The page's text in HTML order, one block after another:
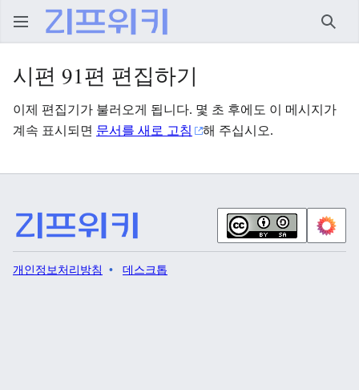
검색
시편 91편 편집하기
이제 편집기가 불러오게 됩니다. 몇 초 후에도 이 메시지가
계속 표시되면 문서를 새로 고침 해 주십시오.
개인정보처리방침 데스크톱